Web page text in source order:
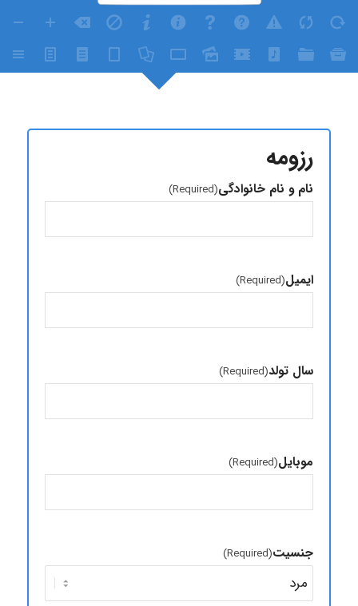
رزومه
نام و نام خانوادگی(Required)
ایمیل(Required)
سال تولد(Required)
موبایل(Required)
جنسیت(Required)